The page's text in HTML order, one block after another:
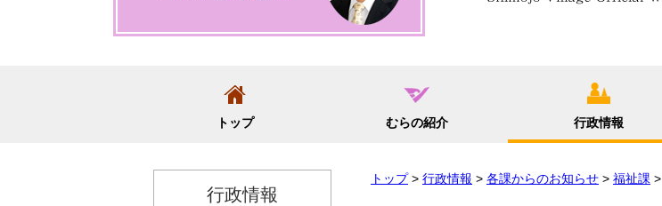
トップ むらの紹介 行政情報
トップ> 行政情報 > 各課からのお知らせ > 福祉課
行政情報